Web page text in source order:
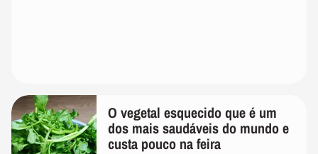
O vegetal esquecido que é um
dos mais saudáveis do mundo e
custa pouco na feira